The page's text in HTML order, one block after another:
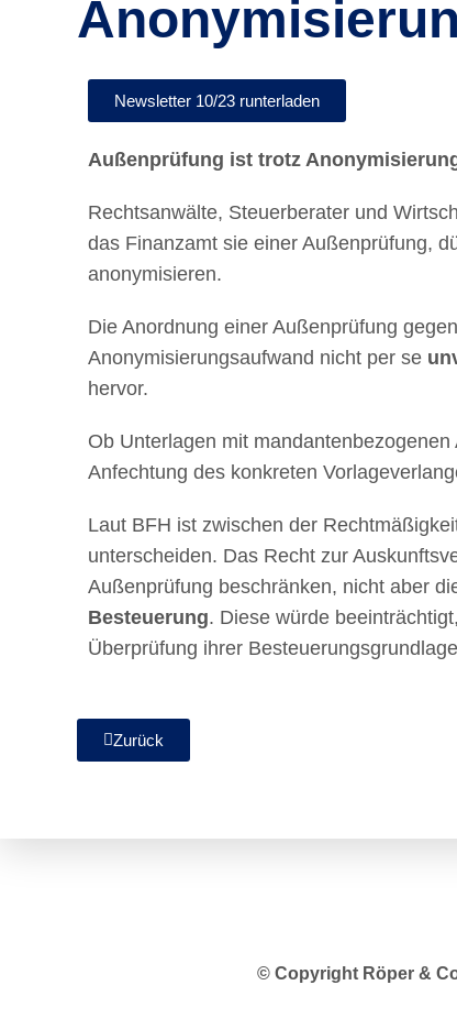
Newsletter 10/23 runterladen
Außenprüfung ist trotz
Rechtsanwälte, Steuerberater und
das Finanzamt sie einer Außenprüfung,
anonymisieren.
Die Anordnung einer Außenprüfung
Anonymisierungsaufwand nicht per se
hervor.
Ob Unterlagen mit
Anfechtung des konkreten
Laut BFH ist zwischen der
unterscheiden. Das Recht zur
Außenprüfung beschränken, nicht aber
Besteuerung. Diese würde
Überprüfung ihrer
Zurück
© Copyright Röper &